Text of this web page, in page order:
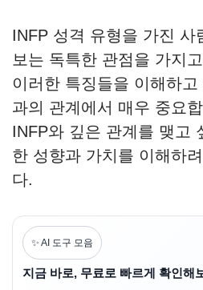
INFP 성격 유형을 가진 사
보는 독특한 관점을 가지
이러한 특징들을 이해하
과의 관계에서 매우 중요
INFP와 깊은 관계를 맺고
한 성향과 가치를 이해하
다.
✨ AI 도구 모음
지금 바로, 무료로 빠르게 확인해